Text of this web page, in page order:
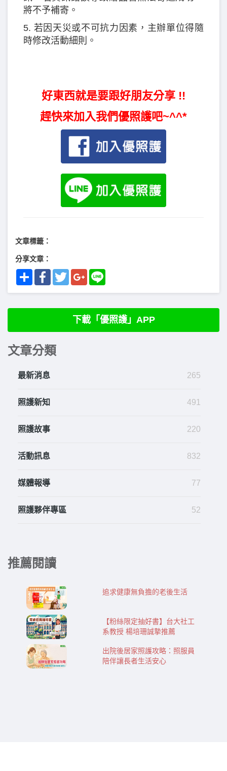
將不予補寄。
5. 若因天災或不可抗力因素，主辦單位得隨
時修改活動細則。
好東西就是要跟好朋友分享 !!
趕快來加入我們優照護吧~^^*
文章標籤：
分享文章：
Share FacebookTwitterGoogle+
下載「優照護」APP
文章分類
最新消息 265
照護新知 491
照護故事 220
活動訊息 832
媒體報導 77
照護夥伴專區 52
推薦閱讀
追求健康無負擔的老後生活
【粉絲限定抽好書】台大社工
系教授 楊培珊誠摯推薦
出院後居家照護攻略：照服員
陪伴讓長者生活安心